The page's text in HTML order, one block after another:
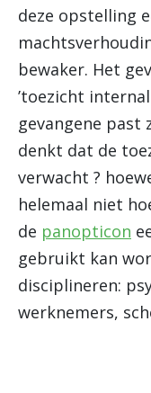
deze opstelling
bewaker. Het
’toezicht
gevangene past
denkt dat de
verwacht ?
helemaal niet
de panopticon
gebruikt kan
disciplineren:
werknemers,